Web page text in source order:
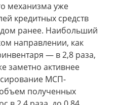
механизма уже
кредитных средств
ранее. Наибольший
направлении, как
— в 2,8 раза,
заметно активнее
МСП-
объем полученных